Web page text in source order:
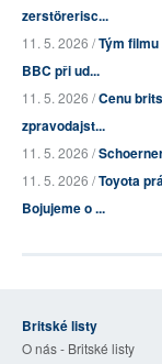
zerstörerisc...
11. 5. 2026 /Tým
BBC při ud...
11. 5. 2026 /Cenu
zpravodajst...
11. 5. 2026 /
11. 5. 2026 /Toyota
Bojujeme o ...
Britské listy
O nás - Britské listy